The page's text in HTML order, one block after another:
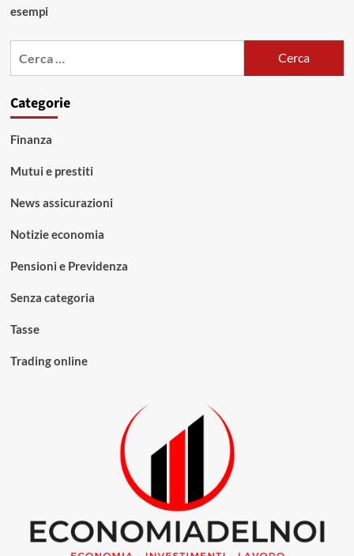
esempi
Categorie
Finanza
Mutui e prestiti
News assicurazioni
Notizie economia
Pensioni e Previdenza
Senza categoria
Tasse
Trading online